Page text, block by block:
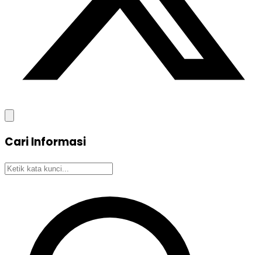
Cari Informasi